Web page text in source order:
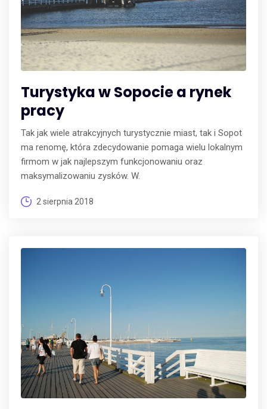
Turystyka w Sopocie a rynek
pracy
Tak jak wiele atrakcyjnych turystycznie miast, tak i Sopot
ma renomę, która zdecydowanie pomaga wielu lokalnym
firmom w jak najlepszym funkcjonowaniu oraz
maksymalizowaniu zysków. W.
2 sierpnia 2018